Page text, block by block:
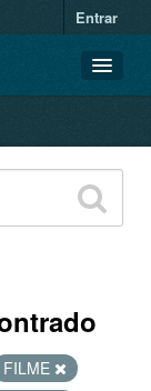
Entrar
FILME